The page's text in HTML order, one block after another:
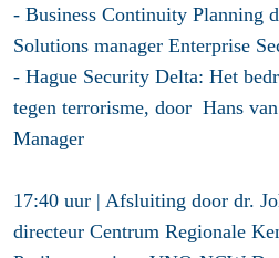
- Business Continuity Planning
Solutions manager Enterprise
- Hague Security Delta: Het
tegen terrorisme, door Hans
Manager
17:40 uur | Afsluiting door dr.
directeur Centrum Regionale